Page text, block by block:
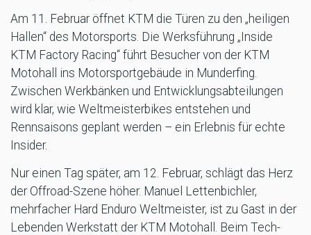
Am 11. Februar öffnet KTM die Türen zu den „heiligen
Hallen“ des Motorsports. Die Werksführung „Inside
KTM Factory Racing“ führt Besucher von der KTM
Motohall ins Motorsportgebäude in Munderfing.
Zwischen Werkbänken und Entwicklungsabteilungen
wird klar, wie Weltmeisterbikes entstehen und
Rennsaisons geplant werden – ein Erlebnis für echte
Insider.
Nur einen Tag später, am 12. Februar, schlägt das Herz
der Offroad-Szene höher. Manuel Lettenbichler,
mehrfacher Hard Enduro Weltmeister, ist zu Gast in der
Lebenden Werkstatt der KTM Motohall. Beim Tech-